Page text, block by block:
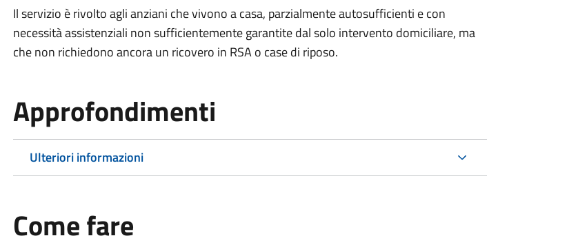
Il servizio è rivolto agli anziani che vivono a casa, parzialmente autosufficienti e con
necessità assistenziali non sufficientemente garantite dal solo intervento domiciliare, ma
che non richiedono ancora un ricovero in RSA o case di riposo.
Approfondimenti
Ulteriori informazioni
Come fare